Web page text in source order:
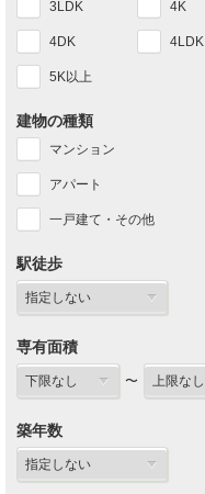
3LDK 4K
4DK 4LDK
5K以上
建物の種類
マンション
アパート
一戸建て・その他
駅徒歩
専有面積
〜
築年数